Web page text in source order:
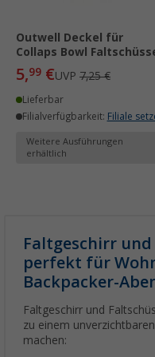
Outwell Deckel für
Collaps Bowl
5,99 €UVP 7,25 €
Lieferbar
Filialverfügbarkeit: Filiale
Weitere Ausführungen
erhältlich
Faltgeschirr
perfekt für
Backpacker-
Faltgeschirr und
zu einem
machen: